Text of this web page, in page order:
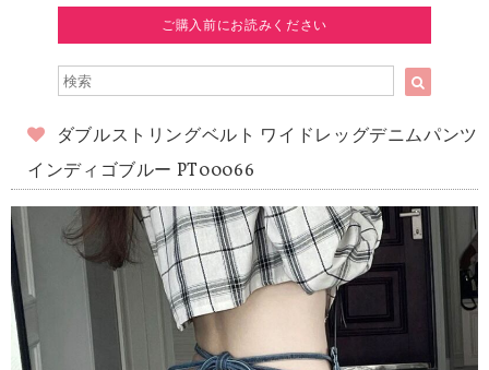
ご購入前にお読みください
ダブルストリングベルト ワイドレッグデニムパンツ
インディゴブルー PT00066